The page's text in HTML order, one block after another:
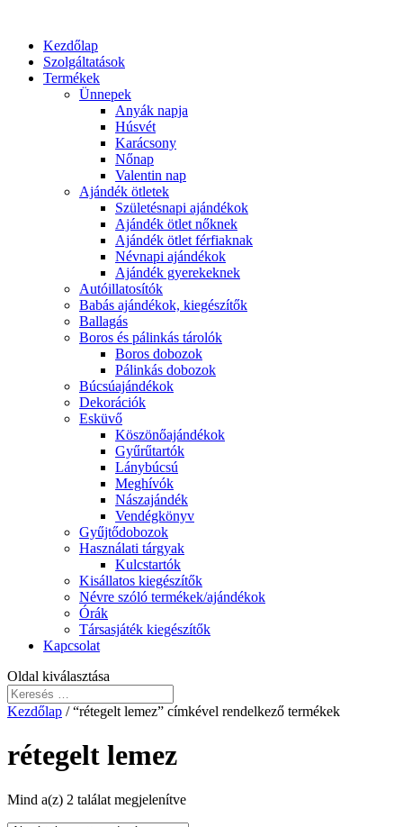
Kezdőlap
Szolgáltatások
Termékek
Ünnepek
Anyák napja
Húsvét
Karácsony
Nőnap
Valentin nap
Ajándék ötletek
Születésnapi ajándékok
Ajándék ötlet nőknek
Ajándék ötlet férfiaknak
Névnapi ajándékok
Ajándék gyerekeknek
Autóillatosítók
Babás ajándékok, kiegészítők
Ballagás
Boros és pálinkás tárolók
Boros dobozok
Pálinkás dobozok
Búcsúajándékok
Dekorációk
Esküvő
Köszönőajándékok
Gyűrűtartók
Lánybúcsú
Meghívók
Nászajándék
Vendégkönyv
Gyűjtődobozok
Használati tárgyak
Kulcstartók
Kisállatos kiegészítők
Névre szóló termékek/ajándékok
Órák
Társasjáték kiegészítők
Kapcsolat
Oldal kiválasztása
Kezdőlap / “rétegelt lemez” címkével rendelkező termékek
rétegelt lemez
Mind a(z) 2 találat megjelenítve